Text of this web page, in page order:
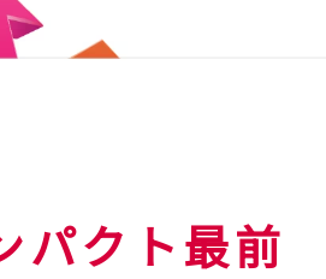
パクト最前